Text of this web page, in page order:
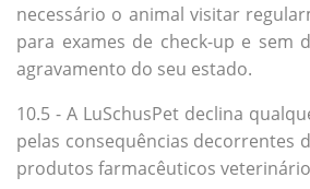
necessário o animal visitar
para exames de check-up e sem
agravamento do seu estado.
10.5 - A LuSchusPet declina
pelas consequências decorrentes
produtos farmacêuticos